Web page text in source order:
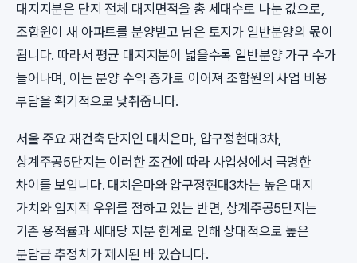
대지지분은 단지 전체 대지면적을 총 세대수로 나눈 값으로,
조합원이 새 아파트를 분양받고 남은 토지가 일반분양의 몫이
됩니다. 따라서 평균 대지지분이 넓을수록 일반분양 가구 수가
늘어나며, 이는 분양 수익 증가로 이어져 조합원의 사업 비용
부담을 획기적으로 낮춰줍니다.
서울 주요 재건축 단지인 대치은마, 압구정현대3차,
상계주공5단지는 이러한 조건에 따라 사업성에서 극명한
차이를 보입니다. 대치은마와 압구정현대3차는 높은 대지
가치와 입지적 우위를 점하고 있는 반면, 상계주공5단지는
기존 용적률과 세대당 지분 한계로 인해 상대적으로 높은
분담금 추정치가 제시된 바 있습니다.